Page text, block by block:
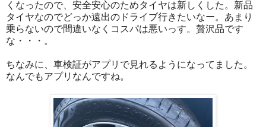
くなったので、安全安心のためタイヤは新しくした。新品
タイヤなのでどっか遠出のドライブ行きたいなー。あまり
乗らないので間違いなくコスパは悪いっす。贅沢品です
な・・・。
ちなみに、車検証がアプリで見れるようになってました。
なんでもアプリなんですね。